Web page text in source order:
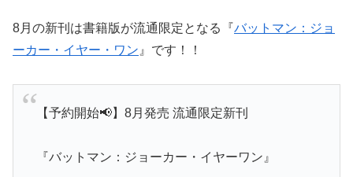
8月の新刊は書籍版が流通限定となる『バットマン：ジョ
ーカー・イヤー・ワン 』です！！
【予約開始📢】8月発売 流通限定新刊
『バットマン：ジョーカー・イヤーワン』